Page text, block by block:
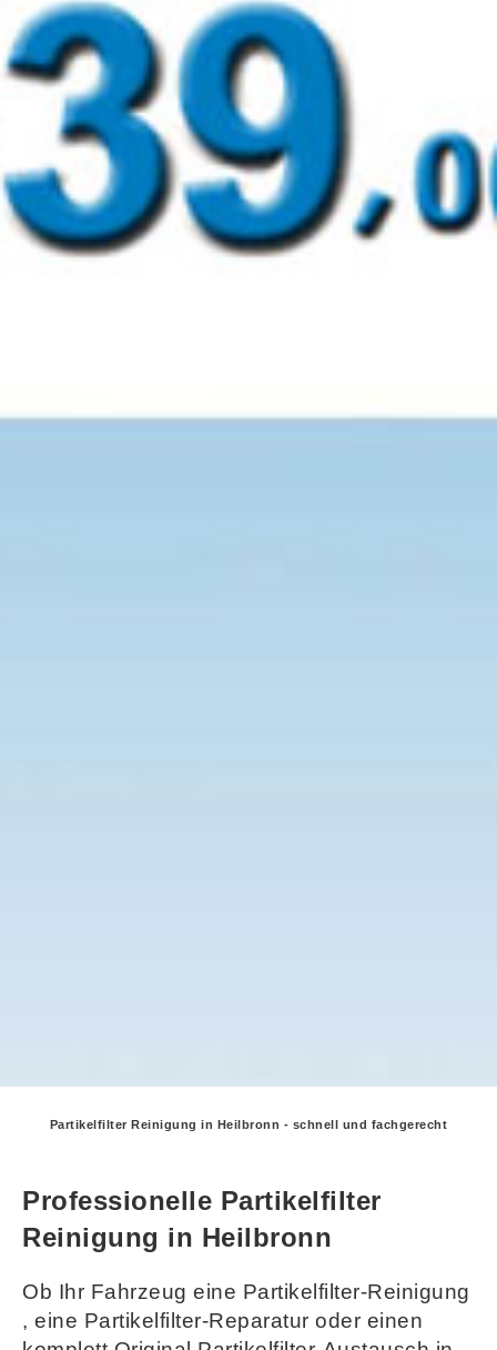
Partikelfilter Reinigung in Heilbronn - schnell und fachgerecht
Professionelle Partikelfilter
Reinigung in Heilbronn
Ob Ihr Fahrzeug eine Partikelfilter-Reinigung
, eine Partikelfilter-Reparatur oder einen